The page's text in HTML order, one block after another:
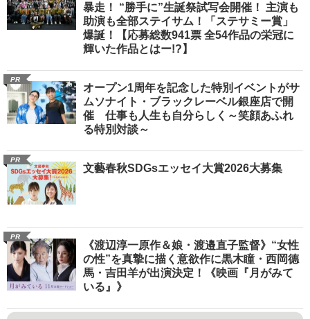
暴走！ “勝手に”生誕祭試写会開催！ 主演も
助演も全部ステイサム！「ステサミー賞」
爆誕！【応募総数941票 全54作品の栄冠に
輝いた作品とはー!?】
PR
オープン1周年を記念した特別イベントがサ
ムソナイト・ブラックレーベル銀座店で開
催 仕事も人生も自分らしく～笑顔あふれ
る特別対談～
PR
文藝春秋SDGsエッセイ大賞2026大募集
PR
《渡辺淳一原作＆娘・渡邉直子監督》“女性
の性”を真摯に描く意欲作に黒木瞳・西岡德
馬・吉田羊が出演決定！《映画『月がみて
いる』》